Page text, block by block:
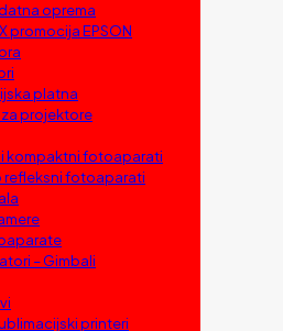
oprema
promocija EPSON
platna
projektore
kompaktni fotoaparati
refleksni fotoaparati
– Gimbali
printeri